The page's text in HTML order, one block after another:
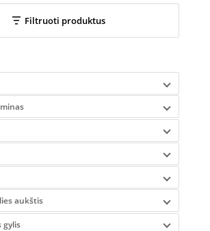
Filtruoti produktus
aukštis
gylis